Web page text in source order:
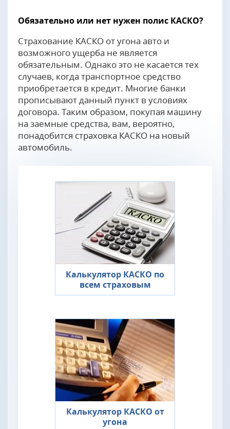
Обязательно или нет нужен полис КАСКО?
Страхование КАСКО от угона авто и
возможного ущерба не является
обязательным. Однако это не касается тех
случаев, когда транспортное средство
приобретается в кредит. Многие банки
прописывают данный пункт в условиях
договора. Таким образом, покупая машину
на заемные средства, вам, вероятно,
понадобится страховка КАСКО на новый
автомобиль.
Калькулятор КАСКО по
всем страховым
Калькулятор КАСКО от
угона